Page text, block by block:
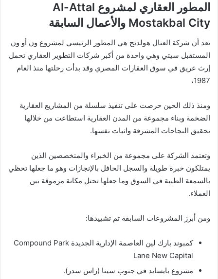
المطور العقاري لمشروع Al-Attal
Mostakbal City والأعمال السابقة
تعد أن شركة العتال هولدنج هي المطور الرئيسي لمشروع ون أو ون
المستقبل سيتي وهي واحدة من أكبر شركات التطوير العقاري تحمل
إرث عريق في سوق العقارات المصري وقد بدأت رحلتها منذ العام
1987،
ومنذ ذلك الحين حرصت على تنفيذ سلسلة من المشاريع العقارية
الضخمة وبناء مجموعة من المدن العقارية استطاعت من خلالها
تحقيق النجاحات المشرفة واثبات نفسها.
وتعتمد الشركة على مجموعة من الخبراء والمتخصصين الذين
يمتلكون خبرة طويلة والسجل الحافل بالإنجازات وهو ما جعلها تحظي
بالسمعة الطيبة في السوق وما جعلها تحتل مكانة مرموقة بين
العملاء.
ومن أبرز المشروعات السابقة تم تشييدها:
كمبوند بارك لين العاصمة الإدارية الجديدة Compound Park
Lane New Capital
مشروع بايسايد في جنوب سينا (راس سدر).